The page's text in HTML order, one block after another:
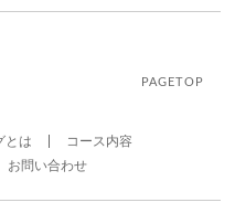
PAGETOP
とは
コース内容
お問い合わせ